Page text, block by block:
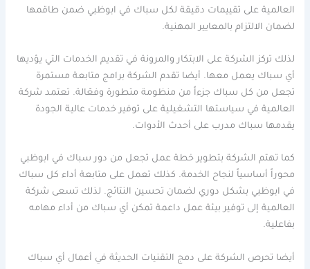
العالمية على تقييمات دقيقة لكل سباك في ابوظبي ضمن طاقمها
لضمان الالتزام بالمعايير المهنية.
لذلك تركز الشركة على الابتكار والمرونة في تقديم الخدمات التي يؤديها
أي سباك يعمل معها. أيضا تقدم الشركة برامج متابعة مستمرة
تجعل من كل سباك جزءاً من منظومة متطورة وفعّالة. تعتمد شركة
العالمية في سياستها التشغيلية على توفير خدمات عالية الجودة
يقدمها سباك مدرب على أحدث الأدوات.
كما تهتم الشركة بتطوير خطة عمل تجعل من دور سباك في ابوظبي
محوراً أساسياً لنجاح الخدمة. كذلك تعمل على متابعة أداء كل سباك
في ابوظبي بشكل دوري لضمان تحسين النتائج. لذلك تسعى شركة
العالمية إلى توفير بيئة عمل داعمة تمكن أي سباك من أداء مهامه
بفاعلية.
أيضا تحرص الشركة على دمج التقنيات الحديثة في أعمال أي سباك